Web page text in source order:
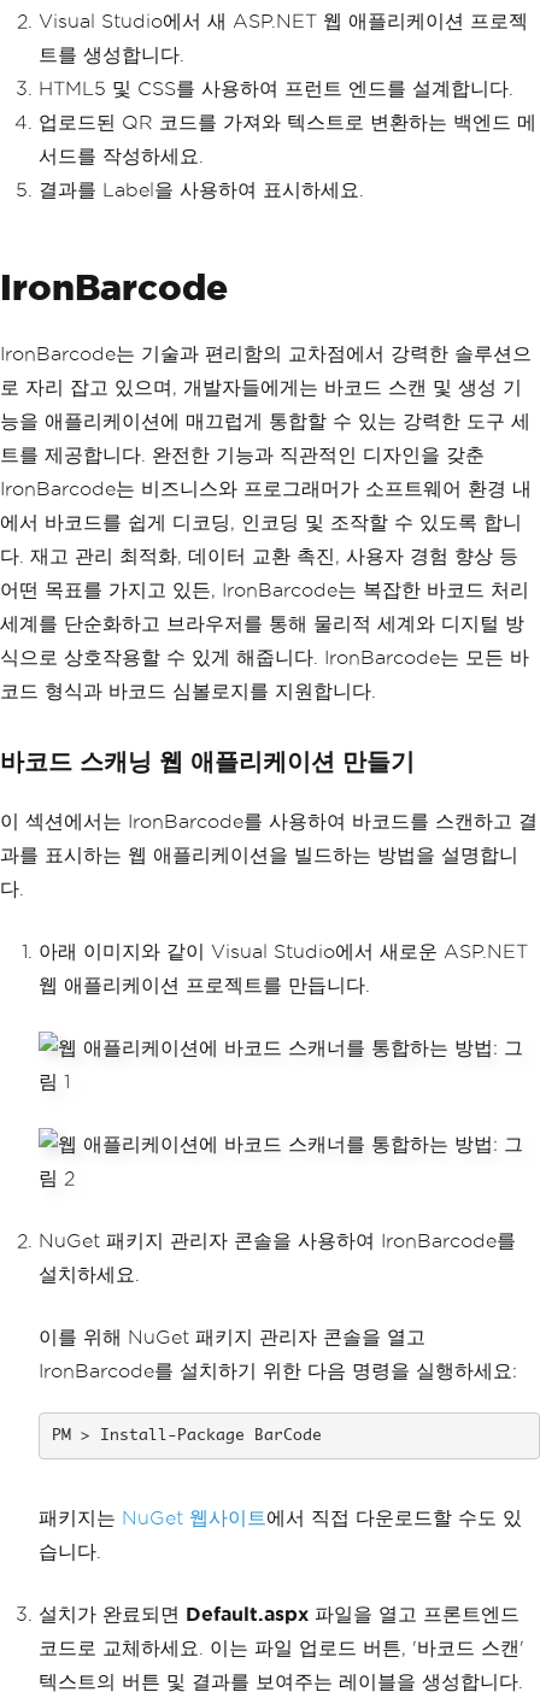
Visual Studio에서 새 ASP.NET 웹 애플리케이션 프로젝
트를 생성합니다.
HTML5 및 CSS를 사용하여 프런트 엔드를 설계합니다.
업로드된 QR 코드를 가져와 텍스트로 변환하는 백엔드 메
서드를 작성하세요.
결과를 Label을 사용하여 표시하세요.
IronBarcode
IronBarcode는 기술과 편리함의 교차점에서 강력한 솔루션으
로 자리 잡고 있으며, 개발자들에게는 바코드 스캔 및 생성 기
능을 애플리케이션에 매끄럽게 통합할 수 있는 강력한 도구 세
트를 제공합니다. 완전한 기능과 직관적인 디자인을 갖춘
IronBarcode는 비즈니스와 프로그래머가 소프트웨어 환경 내
에서 바코드를 쉽게 디코딩, 인코딩 및 조작할 수 있도록 합니
다. 재고 관리 최적화, 데이터 교환 촉진, 사용자 경험 향상 등
어떤 목표를 가지고 있든, IronBarcode는 복잡한 바코드 처리
세계를 단순화하고 브라우저를 통해 물리적 세계와 디지털 방
식으로 상호작용할 수 있게 해줍니다. IronBarcode는 모든 바
코드 형식과 바코드 심볼로지를 지원합니다.
바코드 스캐닝 웹 애플리케이션 만들기
이 섹션에서는 IronBarcode를 사용하여 바코드를 스캔하고 결
과를 표시하는 웹 애플리케이션을 빌드하는 방법을 설명합니
다.
아래 이미지와 같이 Visual Studio에서 새로운 ASP.NET
웹 애플리케이션 프로젝트를 만듭니다.
NuGet 패키지 관리자 콘솔을 사용하여 IronBarcode를
설치하세요.
이를 위해 NuGet 패키지 관리자 콘솔을 열고
IronBarcode를 설치하기 위한 다음 명령을 실행하세요:
Install-Package BarCode
패키지는 NuGet 웹사이트에서 직접 다운로드할 수도 있
습니다.
설치가 완료되면 Default.aspx 파일을 열고 프론트엔드
코드로 교체하세요. 이는 파일 업로드 버튼, '바코드 스캔'
텍스트의 버튼 및 결과를 보여주는 레이블을 생성합니다.